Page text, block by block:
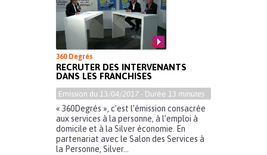
360 Degrés
RECRUTER DES INTERVENANTS
DANS LES FRANCHISES
Emission du 13/04/2017 - Durée 13 minutes
« 360Degrés », c’est l’émission consacrée
aux services à la personne, à l’emploi à
domicile et à la Silver économie. En
partenariat avec le Salon des Services à
la Personne, Silver...